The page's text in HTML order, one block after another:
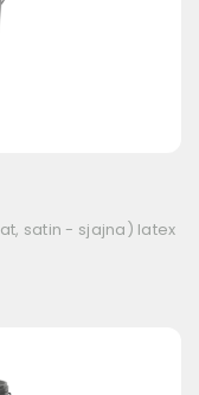
satin - sjajna) latex